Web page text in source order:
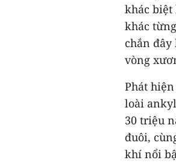
khác biệt
khác
chắn
vòng
Phát
loài
30 triệu
đuôi,
khí nổi